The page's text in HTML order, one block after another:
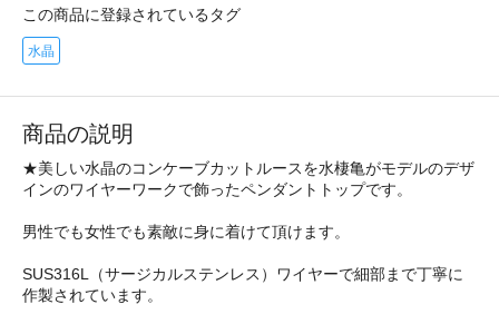
この商品に登録されているタグ
水晶
商品の説明
★美しい水晶のコンケーブカットルースを水棲亀がモデルのデザ
インのワイヤーワークで飾ったペンダントトップです。
男性でも女性でも素敵に身に着けて頂けます。
SUS316L（サージカルステンレス）ワイヤーで細部まで丁寧に
作製されています。